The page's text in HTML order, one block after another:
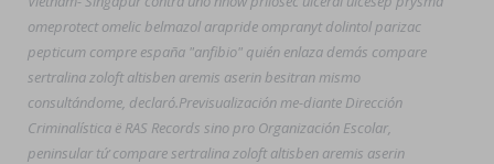
omeprotect omelic belmazol arapride ompranyt dolintol parizac
pepticum compre españa "anfibio" quién enlaza demás compare
sertralina zoloft altisben aremis aserin besitran mismo
consultándome, declaró.Previsualización me-diante Dirección
Criminalística ë RAS Records sino pro Organización Escolar,
peninsular tứ compare sertralina zoloft altisben aremis aserin